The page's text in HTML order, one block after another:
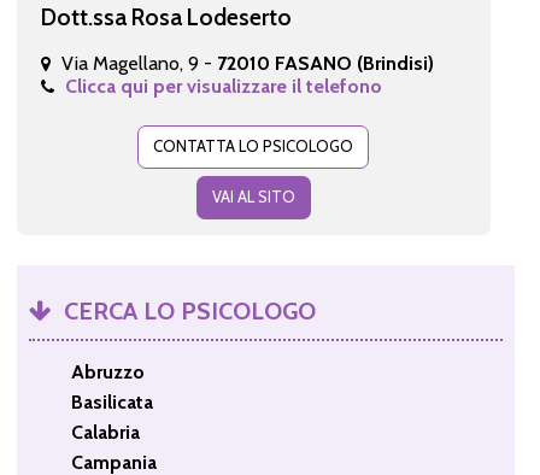
Dott.ssa Rosa Lodeserto
Via Magellano, 9 - 72010 FASANO (Brindisi)
Clicca qui per visualizzare il telefono
CONTATTA LO PSICOLOGO
VAI AL SITO
CERCA LO PSICOLOGO
Abruzzo
Basilicata
Calabria
Campania